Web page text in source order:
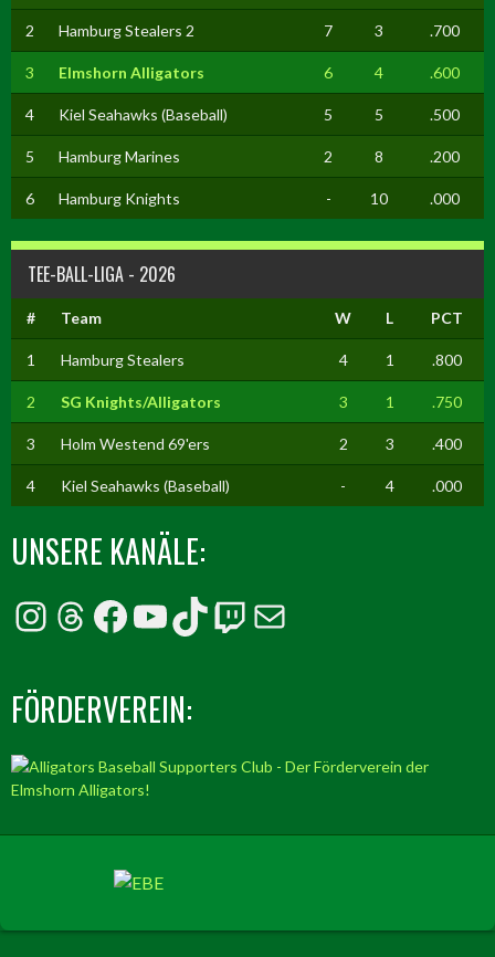
2 Hamburg Stealers 2 7 3 .700
3 Elmshorn Alligators 6 4 .600
4 Kiel Seahawks (Baseball) 5 5 .500
5 Hamburg Marines 2 8 .200
6 Hamburg Knights - 10 .000
TEE-BALL-LIGA - 2026
# Team W L PCT
1 Hamburg Stealers 4 1 .800
2 SG Knights/Alligators 3 1 .750
3 Holm Westend 69'ers 2 3 .400
4 Kiel Seahawks (Baseball) - 4 .000
UNSERE KANÄLE:
Instagram
Threads
Facebook
YouTube
TikTok
Twitch
E-Mail
FÖRDERVEREIN: